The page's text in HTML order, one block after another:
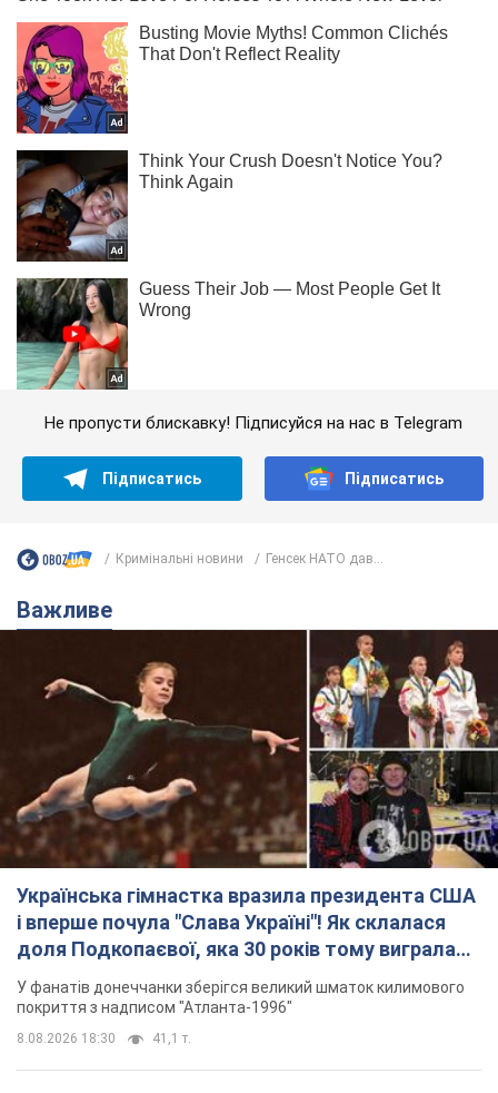
Не пропусти блискавку! Підписуйся на нас в Telegram
Підписатись Підписатись
Кримінальні новини Генсек НАТО дав...
Важливе
Українська гімнастка вразила президента США
і вперше почула "Слава Україні"! Як склалася
доля Подкопаєвої, яка 30 років тому виграла
"золото" Олімпіади
У фанатів донеччанки зберігся великий шматок килимового
покриття з надписом "Атланта-1996"
8.08.2026 18:30 41,1 т.